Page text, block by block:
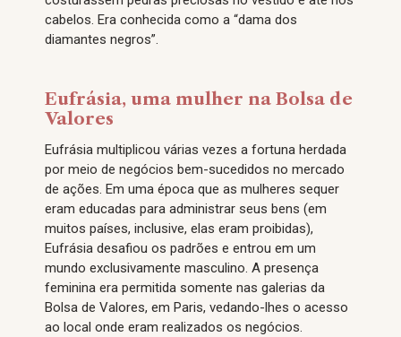
cabelos. Era conhecida como a “dama dos
diamantes negros”.
Eufrásia, uma mulher na Bolsa de
Valores
Eufrásia multiplicou várias vezes a fortuna herdada
por meio de negócios bem-sucedidos no mercado
de ações. Em uma época que as mulheres sequer
eram educadas para administrar seus bens (em
muitos países, inclusive, elas eram proibidas),
Eufrásia desafiou os padrões e entrou em um
mundo exclusivamente masculino. A presença
feminina era permitida somente nas galerias da
Bolsa de Valores, em Paris, vedando-lhes o acesso
ao local onde eram realizados os negócios.